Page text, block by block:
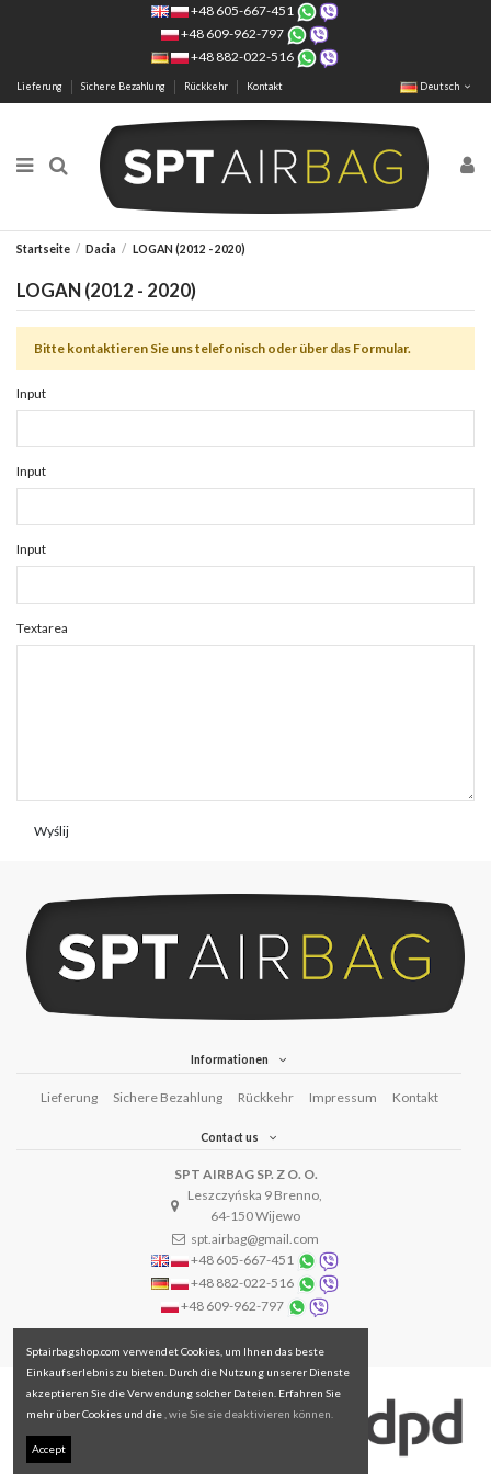
+48 605-667-451
+48 609-962-797
+48 882-022-516
Lieferung Sichere Bezahlung Rückkehr Kontakt Deutsch
Startseite Dacia LOGAN (2012 - 2020)
LOGAN (2012 - 2020)
Bitte kontaktieren Sie uns telefonisch oder über das Formular.
Input
Input
Input
Textarea
Wyślij
Informationen
Lieferung Sichere Bezahlung Rückkehr Impressum Kontakt
Contact us
SPT AIRBAG SP. Z O. O.
Leszczyńska 9 Brenno,
64-150 Wijewo
spt.airbag@gmail.com
+48 605-667-451
+48 882-022-516
+48 609-962-797
Sptairbagshop.com verwendet Cookies, um Ihnen das beste
Einkaufserlebnis zu bieten. Durch die Nutzung unserer Dienste
akzeptieren Sie die Verwendung solcher Dateien. Erfahren Sie
mehr über Cookies und die, wie Sie sie deaktivieren können.
Accept